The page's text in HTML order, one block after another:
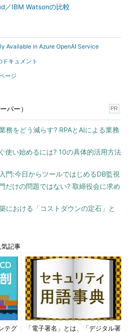
／IBM Watsonの比較
Available in Azure OpenAI Service
キュメント
ージ
パー） PR
務をどう減らす? RPAとAIによる業務
使い始めるには? 10の具体的活用方法
門:今日からツールではじめるDB監視
だけの問題ではない? 取締役会に求め
における「コストダウンの定石」と
気記事
テグ
「電子署名」とは、「デジタル署